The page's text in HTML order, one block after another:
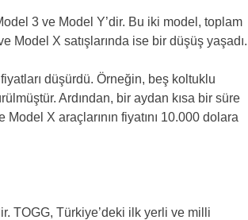
3 ve Model Y’dir. Bu iki model, toplam
Model X satışlarında ise bir düşüş yaşadı.
düşürdü. Örneğin, beş koltuklu
Ardından, bir aydan kısa bir süre
X araçlarının fiyatını 10.000 dolara
TOGG, Türkiye’deki ilk yerli ve milli